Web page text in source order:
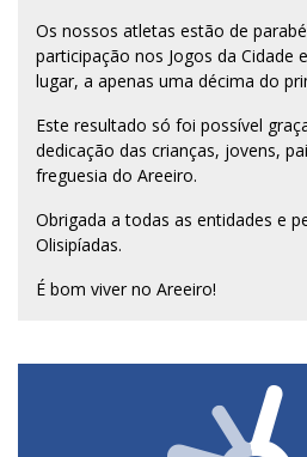
Os nossos atletas estão de
participação nos Jogos da Cidade
lugar, a apenas uma décima do
Este resultado só foi possível
dedicação das crianças, jovens,
freguesia do Areeiro.
Obrigada a todas as entidades e
Olisipíadas.
É bom viver no Areeiro!